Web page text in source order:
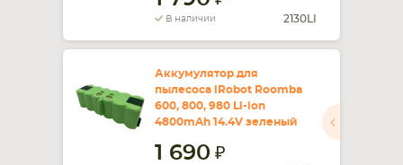
В наличии 2130LI
Аккумулятор для
пылесоса iRobot Roomba
600, 800, 980 Li-ion
4800mAh 14.4V зеленый
1 690